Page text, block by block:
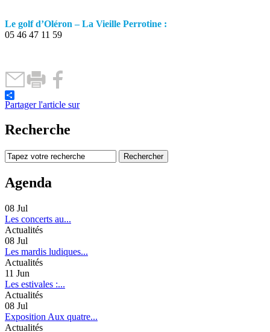
Le golf d’Oléron – La Vieille Perrotine :
05 46 47 11 59
Partager l'article sur
Recherche
Agenda
08 Jul
Les concerts au...
Actualités
08 Jul
Les mardis ludiques...
Actualités
11 Jun
Les estivales :...
Actualités
08 Jul
Exposition Aux quatre...
Actualités